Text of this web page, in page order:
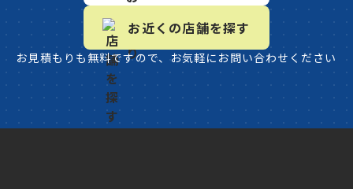
お近くの店舗を探す
お見積もりも無料ですので、お気軽にお問い合わせください